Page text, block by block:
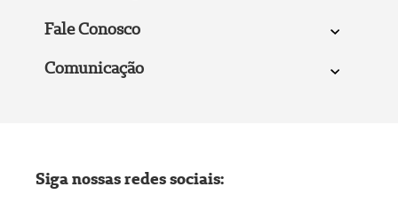
Fale Conosco
Comunicação
Siga nossas redes sociais: